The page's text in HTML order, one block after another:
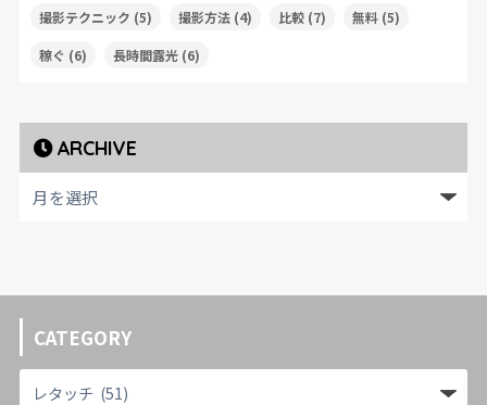
撮影テクニック (5) 撮影方法(4) 比較(7) 無料(5)
稼ぐ (6) 長時間露光(6)
ARCHIVE
CATEGORY